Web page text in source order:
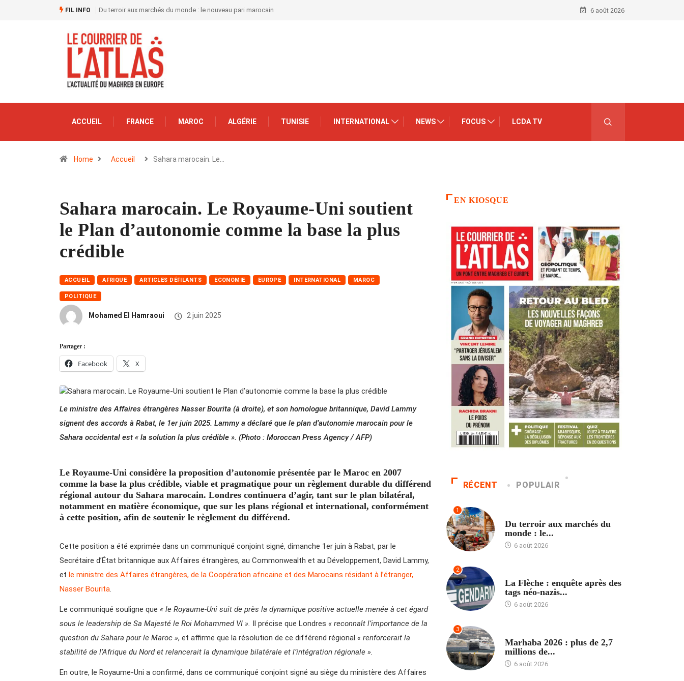
FIL INFO Du terroir aux marchés du monde : le nouveau pari marocain 6 août 2026
ACCUEIL FRANCE MAROC ALGÉRIE TUNISIE INTERNATIONAL NEWS FOCUS LCDA TV
Home Accueil Sahara marocain. Le…
Sahara marocain. Le Royaume-Uni soutient
le Plan d’autonomie comme la base la plus
crédible
ACCUEIL AFRIQUE ARTICLES DÉFILANTS ECONOMIE EUROPE INTERNATIONAL MAROC
POLITIQUE
Mohamed El Hamraoui 2 juin 2025
Partager :
Facebook X
Le ministre des Affaires étrangères Nasser Bourita (à droite), et son homologue britannique, David Lammy
signent des accords à Rabat, le 1er juin 2025. Lammy a déclaré que le plan d’autonomie marocain pour le
Sahara occidental est « la solution la plus crédible ». (Photo : Moroccan Press Agency / AFP)
Le Royaume-Uni considère la proposition d’autonomie présentée par le Maroc en 2007
comme la base la plus crédible, viable et pragmatique pour un règlement durable du différend
régional autour du Sahara marocain. Londres continuera d’agir, tant sur le plan bilatéral,
notamment en matière économique, que sur les plans régional et international, conformément
à cette position, afin de soutenir le règlement du différend.
Cette position a été exprimée dans un communiqué conjoint signé, dimanche 1er juin à Rabat, par le
Secrétaire d’État britannique aux Affaires étrangères, au Commonwealth et au Développement, David Lammy,
et le ministre des Affaires étrangères, de la Coopération africaine et des Marocains résidant à l’étranger,
Nasser Bourita.
Le communiqué souligne que « le Royaume-Uni suit de près la dynamique positive actuelle menée à cet égard
sous le leadership de Sa Majesté le Roi Mohammed VI ». Il précise que Londres « reconnaît l’importance de la
question du Sahara pour le Maroc », et affirme que la résolution de ce différend régional « renforcerait la
stabilité de l’Afrique du Nord et relancerait la dynamique bilatérale et l’intégration régionale ».
En outre, le Royaume-Uni a confirmé, dans ce communiqué conjoint signé au siège du ministère des Affaires
EN KIOSQUE
RÉCENT POPULAIR
1
Du terroir aux marchés du
monde : le...
6 août 2026
2
La Flèche : enquête après des
tags néo-nazis...
6 août 2026
3
Marhaba 2026 : plus de 2,7
millions de...
6 août 2026